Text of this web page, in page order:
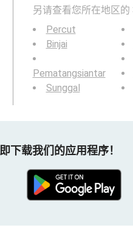
另请查看您所在地区的
Percut
Binjai
Pematangsiantar
Sunggal
下载我们的应用程序！